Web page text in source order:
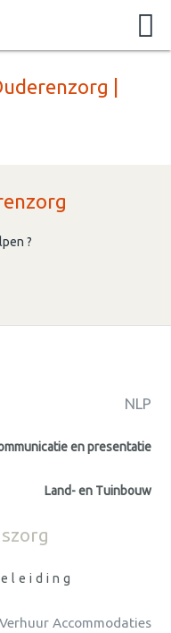
|
NLP
en presentatie
Land- en Tuinbouw
Verhuur Accommodaties